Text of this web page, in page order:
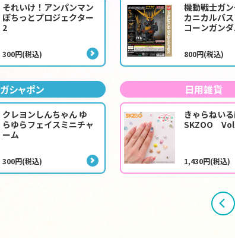
それいけ！アンパンマン
ぽちっとプロジェクター
2
300円(税込)
機動戦士ガ
カニカルバ
コーンガン
800円(税込)
ガシャポン
クレヨンしんちゃん ゆ
らゆらフェイスミニチャ
ーム
300円(税込)
日用雑貨
きゃらねい
SKZOO
1,430円(税込)
前へ